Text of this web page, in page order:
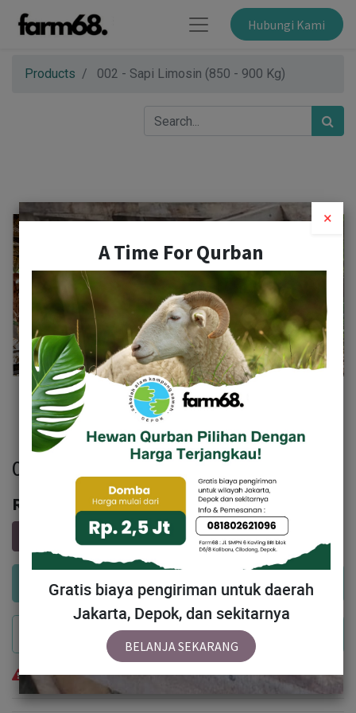
Hubungi Kami
Products 002 - Sapi Limosin (850 - 900 Kg)
002 - Sapi Limosin (850 - 900 Kg)
Rp 75,000,000
Add to Cart
Buy Now
Temporarily out of stock
×
A Time For Qurban
Gratis biaya pengiriman untuk daerah
Jakarta, Depok, dan sekitarnya
BELANJA SEKARANG